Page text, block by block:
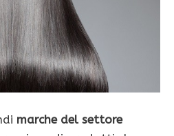
marche del settore